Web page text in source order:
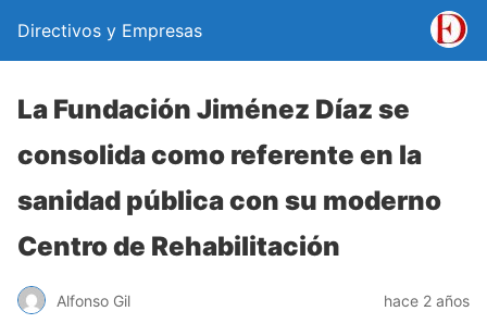
Directivos y Empresas
La Fundación Jiménez Díaz se
consolida como referente en la
sanidad pública con su moderno
Centro de Rehabilitación
Alfonso Gil hace 2 años